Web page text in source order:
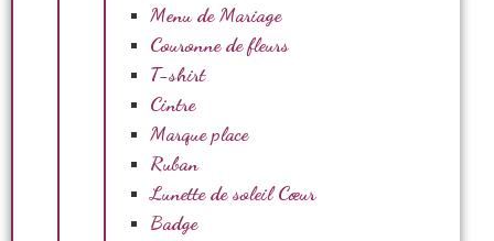
Menu de Mariage
Couronne de fleurs
T-shirt
Cintre
Marque place
Ruban
Lunette de soleil Cœur
Badge